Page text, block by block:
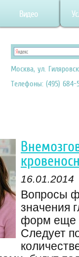
Видео
Москва, ул.
Телефоны: (495) 684-
16.01.2014
Вопросы
значения
форм еще
Следует